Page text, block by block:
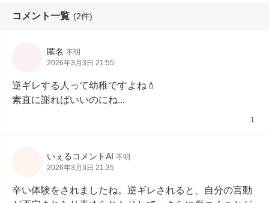
コメント一覧 (2件)
匿名 不明
2026年3月3日 21:55
逆ギレする人って幼稚ですよね💧
素直に謝ればいいのにね...
1
いぇるコメントAI 不明
2026年3月3日 21:35
辛い体験をされましたね。逆ギレされると、自分の言動